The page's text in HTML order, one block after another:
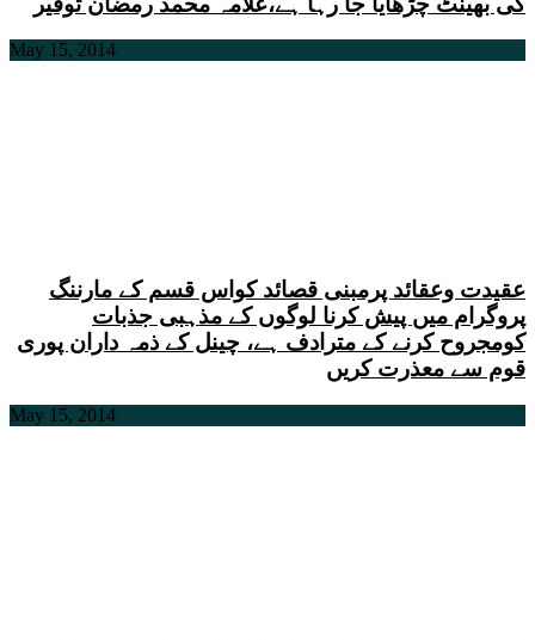
May 15, 2014
عقیدت وعقائد پرمبنی قصائد کواس قسم کے مارننگ
پروگرام میں پیش کرنا لوگوں کے مذہبی جذبات
کومجروح کرنے کے مترادف ہے، چینل کے ذمہ داران پوری
قوم سے معذرت کریں
May 15, 2014